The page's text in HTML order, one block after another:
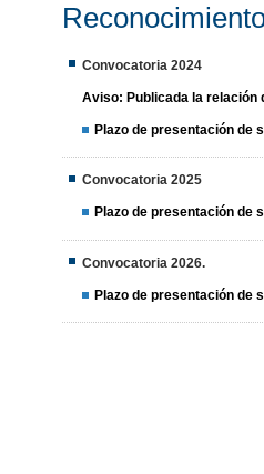
Convocatoria 2024
Aviso: Publicada la relación
Plazo de presentación de
Convocatoria 2025
Plazo de presentación de
Convocatoria 2026.
Plazo de presentación de